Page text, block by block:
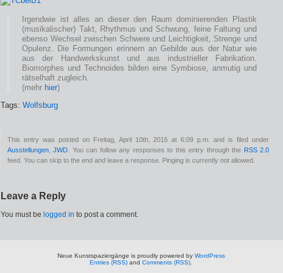
Irgendwie ist alles an dieser den Raum dominierenden Plastik
(musikalischer) Takt, Rhythmus und Schwung, feine Faltung und
ebenso Wechsel zwischen Schwere und Leichtigkeit, Strenge und
Opulenz. Die Formungen erinnern an Gebilde aus der Natur wie
aus der Handwerkskunst und aus industrieller Fabrikation.
Biomorphes und Technoides bilden eine Symbiose, anmutig und
rätselhaft zugleich.
(mehr hier)
Tags: Wolfsburg
This entry was posted on Freitag, April 10th, 2015 at 6:09 p.m. and is filed under
Ausstellungen ,JWD . You can follow any responses to this entry through the RSS 2.0
feed. You can skip to the end and leave a response. Pinging is currently not allowed.
Leave a Reply
You must be logged in to post a comment.
Neue Kunstspaziergänge is proudly powered by WordPress
Entries (RSS) and Comments (RSS)